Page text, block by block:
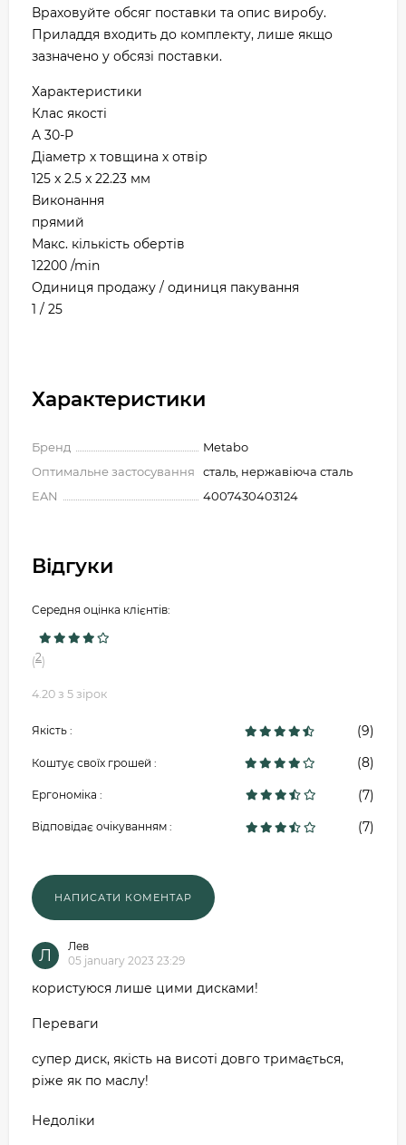
Враховуйте обсяг поставки та опис виробу.
Приладдя входить до комплекту, лише якщо
зазначено у обсязі поставки.
Характеристики
Клас якості
A 30-P
Діаметр х товщина х отвір
125 x 2.5 x 22.23 мм
Виконання
прямий
Макс. кількість обертів
12200 /min
Одиниця продажу / одиниця пакування
1 / 25
Характеристики
Бренд
Metabo
Оптимальне застосування
сталь, нержавіюча сталь
EAN
4007430403124
Відгуки
Середня оцінка клієнтів:
(2)
4.20 з 5 зірок
Якість : (9)
Коштує своїх грошей : (8)
Ергономіка : (7)
Відповідає очікуванням : (7)
Л
Лев
05 january 2023 23:29
користуюся лише цими дисками!
Переваги
супер диск, якість на висоті довго тримається,
ріже як по маслу!
Недоліки